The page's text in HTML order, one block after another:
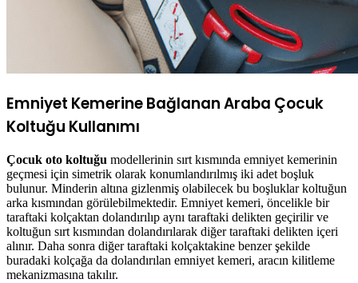
Emniyet Kemerine Bağlanan Araba Çocuk
Koltuğu Kullanımı
Çocuk oto koltuğu modellerinin sırt kısmında emniyet kemerinin
geçmesi için simetrik olarak konumlandırılmış iki adet boşluk
bulunur. Minderin altına gizlenmiş olabilecek bu boşluklar koltuğun
arka kısmından görülebilmektedir. Emniyet kemeri, öncelikle bir
taraftaki kolçaktan dolandırılıp aynı taraftaki delikten geçirilir ve
koltuğun sırt kısmından dolandırılarak diğer taraftaki delikten içeri
alınır. Daha sonra diğer taraftaki kolçaktakine benzer şekilde
buradaki kolçağa da dolandırılan emniyet kemeri, aracın kilitleme
mekanizmasına takılır.